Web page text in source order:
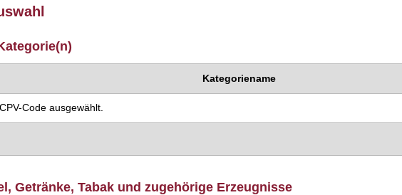
Kategoriename
Code ausgewählt.
Getränke, Tabak und zugehörige Erzeugnisse